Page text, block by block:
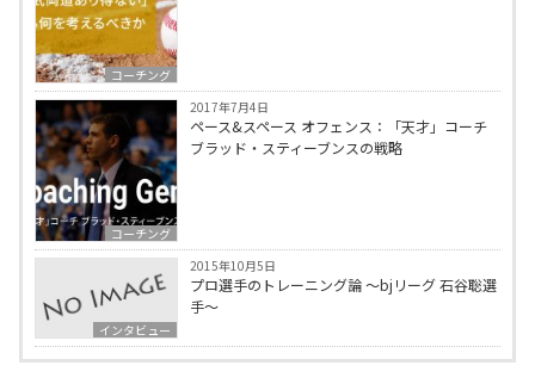
コーチング
コーチング
2017年7月4日
ペース&スペース オフェンス：「天才」コーチ
ブラッド・スティーブンスの戦略
インタビュー
2015年10月5日
プロ選手のトレーニング論 〜bjリーグ 石谷聡選
手〜